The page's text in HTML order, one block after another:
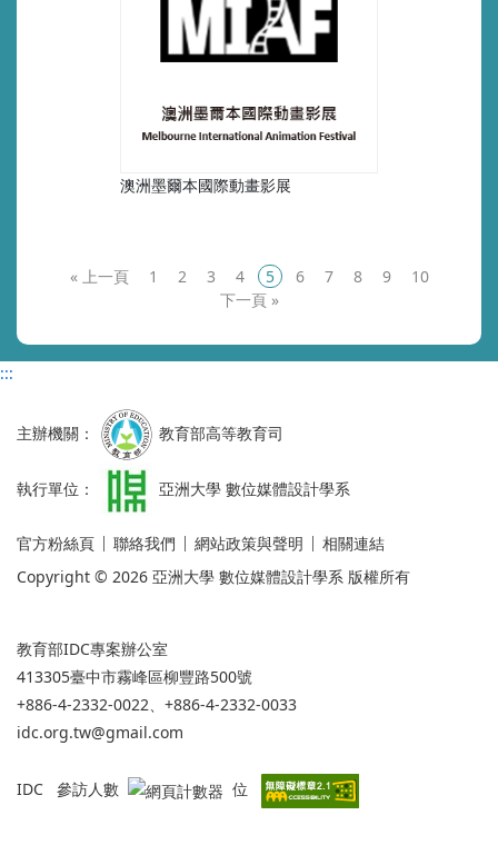
澳洲墨爾本國際動畫影展
« 1 2 3 4 5 6 7 8 9
10
»
:::
主辦機關： 教育部高等教育司
執行單位： 亞洲大學 數位媒體設計學系
官方粉絲頁 聯絡我們 網站政策與聲明
相關連結
Copyright © 2026 亞洲大學 數位媒體設計學系 版權所有
教育部IDC專案辦公室
413305臺中市霧峰區柳豐路500號
+886-4-2332-0022、+886-4-2332-0033
idc.org.tw@gmail.com
IDC 參訪人數 位